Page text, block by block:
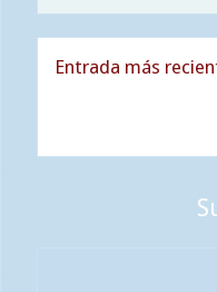
Entrada más